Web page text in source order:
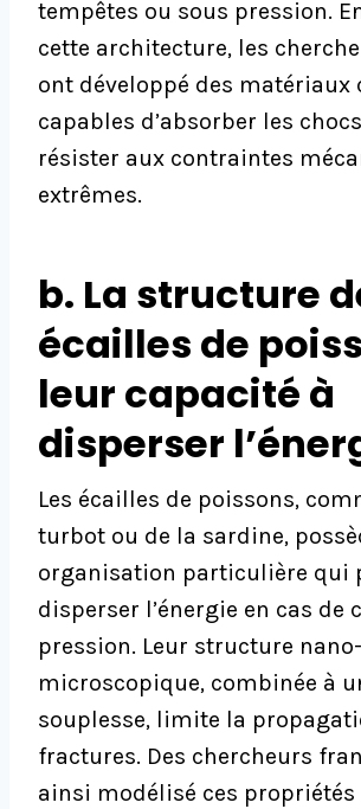
tempêtes ou sous pression.
cette architecture, les
ont développé des matériaux
capables d’absorber les
résister aux contraintes
extrêmes.
b. La structure
écailles de
leur capacité à
disperser
Les écailles de poissons,
turbot ou de la sardine,
organisation particulière qui
disperser l’énergie en cas de
pression. Leur structure nano-
microscopique, combinée à
souplesse, limite la
fractures. Des chercheurs
ainsi modélisé ces propriétés